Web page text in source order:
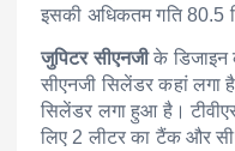
इसकी अधिकतम गति 80.5
जुपिटर सीएनजीके डिजाइन
सीएनजी सिलेंडर कहां लगा
सिलेंडर लगा हुआ है।
लिए 2 लीटर का टैंक और